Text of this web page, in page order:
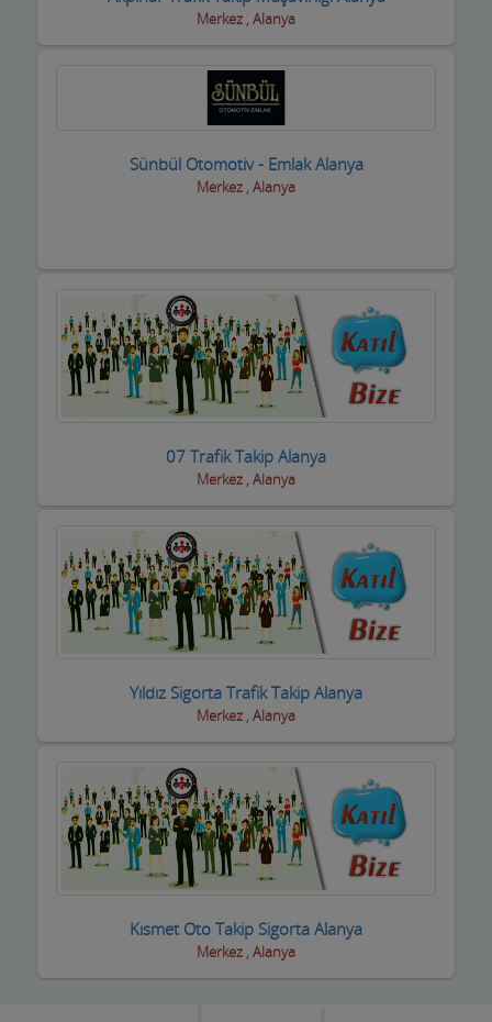
Kasaplar
Kitap ve Kırtasiyeciler
Kreş ve Bakımevleri
Kuaför Salonları
Kuran Kursu
Kurs Eğitim Hizmetleri
Kuru Temizleme,Yıkama
Kuyumcular
Maden Kömür Sanayi
Manavlar
Medikal Tıbbi Malzemeler
Mermerciler
Mimarlar / Mühendisler
Mobilya Mağazaları
Merkez , Alanya
Sünbül Otomotiv - Emlak Alanya
Merkez , Alanya
07 Trafik Takip Alanya
Merkez , Alanya
Yıldız Sigorta Trafik Takip Alanya
Merkez , Alanya
Kısmet Oto Takip Sigorta Alanya
Merkez , Alanya